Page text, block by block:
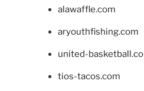
alawaffle.com
aryouthfishing.com
united-
tios-tacos.com